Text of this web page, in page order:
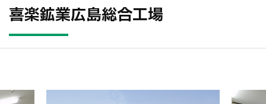
喜楽鉱業広島総合工場